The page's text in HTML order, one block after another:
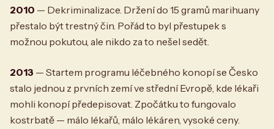
2010 — Dekriminalizace. Držení do 15 gramů marihuany
přestalo být trestný čin. Pořád to byl přestupek s
možnou pokutou, ale nikdo za to nešel sedět.
2013 — Startem programu léčebného konopí se Česko
stalo jednou z prvních zemí ve střední Evropě, kde lékaři
mohli konopí předepisovat. Zpočátku to fungovalo
kostrbatě — málo lékařů, málo lékáren, vysoké ceny.